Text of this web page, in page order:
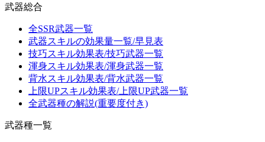
武器総合
全SSR武器一覧
武器スキルの効果量一覧/早見表
技巧スキル効果表/技巧武器一覧
渾身スキル効果表/渾身武器一覧
背水スキル効果表/背水武器一覧
上限UPスキル効果表/上限UP武器一覧
全武器種の解説(重要度付き)
武器種一覧